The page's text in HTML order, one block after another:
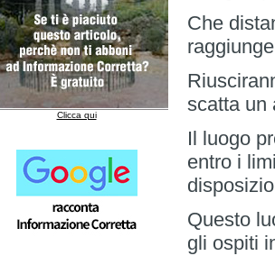
Clicca qui
Che
scatta un
Il luogo
entro i
Questo
gli ospiti